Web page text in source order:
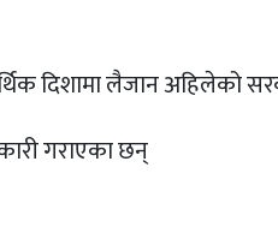
दिशामा लैजान अहिलेको
गराएका छन्